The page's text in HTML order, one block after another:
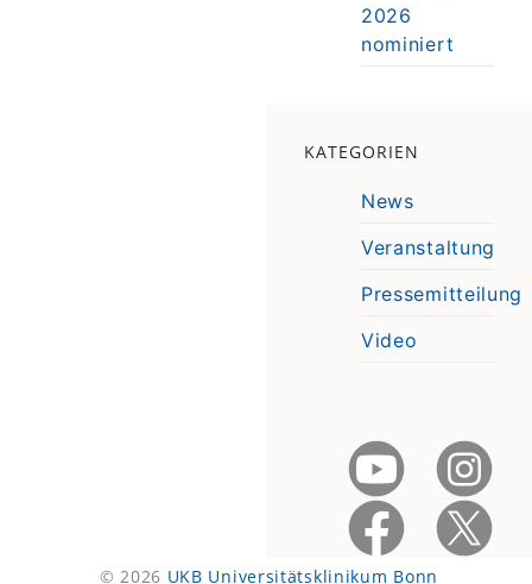
2026
nominiert
KATEGORIEN
News
Veranstaltung
Pressemitteilung
Video
© 2026 UKB Universitätsklinikum Bonn